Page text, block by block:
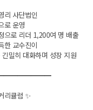
리 사단법인
로 운영
으로 리더 1,200여 명 배출
한 교수진이
밀히 대화하며 성장 지원
리큘럼 ✨